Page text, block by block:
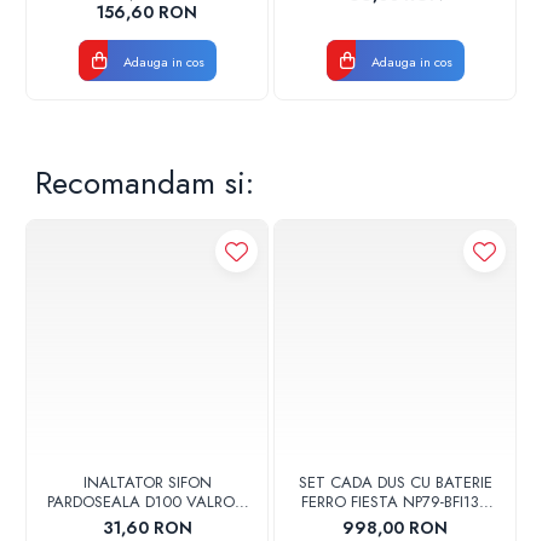
FILTRARE SET 5BUC
156,60 RON
Adauga in cos
5BUC
Adauga in cos
Recomandam si:
INALTATOR SIFON
PARDOSEALA D100 VALROM
17001900004
31,60 RON
SET CADA DUS CU BATERIE
FERRO FIESTA NP79-BFI13U
CROM
998,00 RON